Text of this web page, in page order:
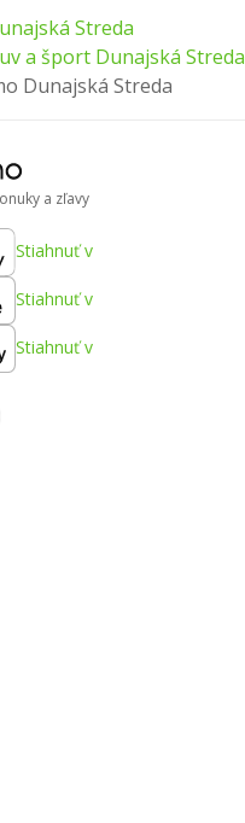
Streda
a šport Dunajská Streda
Dunajská Streda
a zľavy
Stiahnuť v
Stiahnuť v
Stiahnuť v